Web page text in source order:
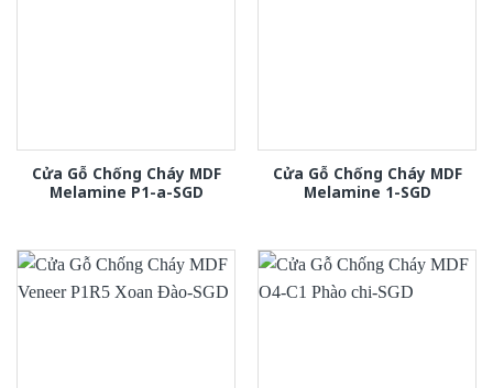
Cửa Gỗ Chống Cháy MDF
Melamine P1-a-SGD
Cửa Gỗ Chống Cháy MDF
Melamine 1-SGD